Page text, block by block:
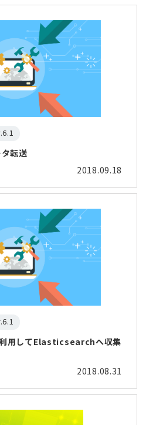
転送
2018.09.18
用してElasticsearchへ収集
2018.08.31